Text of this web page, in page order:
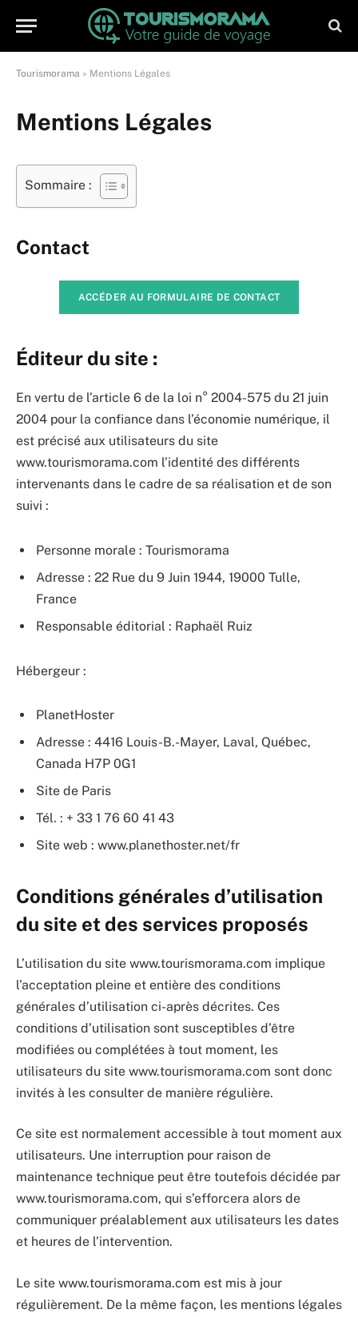
Tourismorama » Mentions Légales
Mentions Légales
Sommaire :
Contact
ACCÉDER AU FORMULAIRE DE CONTACT
Éditeur du site :
En vertu de l’article 6 de la loi n° 2004-575 du 21 juin
2004 pour la confiance dans l’économie numérique, il
est précisé aux utilisateurs du site
www.tourismorama.com l’identité des différents
intervenants dans le cadre de sa réalisation et de son
suivi :
Personne morale : Tourismorama
Adresse : 22 Rue du 9 Juin 1944, 19000 Tulle,
France
Responsable éditorial : Raphaël Ruiz
Hébergeur :
PlanetHoster
Adresse : 4416 Louis-B.-Mayer, Laval, Québec,
Canada H7P 0G1
Site de Paris
Tél. : + 33 1 76 60 41 43
Site web : www.planethoster.net/fr
Conditions générales d’utilisation
du site et des services proposés
L’utilisation du site www.tourismorama.com implique
l’acceptation pleine et entière des conditions
générales d’utilisation ci-après décrites. Ces
conditions d’utilisation sont susceptibles d’être
modifiées ou complétées à tout moment, les
utilisateurs du site www.tourismorama.com sont donc
invités à les consulter de manière régulière.
Ce site est normalement accessible à tout moment aux
utilisateurs. Une interruption pour raison de
maintenance technique peut être toutefois décidée par
www.tourismorama.com, qui s’efforcera alors de
communiquer préalablement aux utilisateurs les dates
et heures de l’intervention.
Le site www.tourismorama.com est mis à jour
régulièrement. De la même façon, les mentions légales